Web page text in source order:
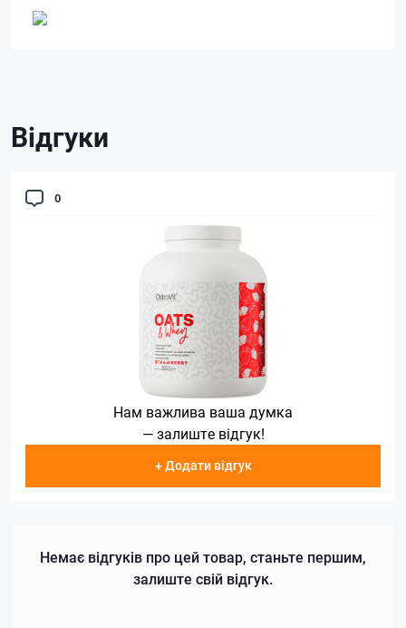
Відгуки
0
Нам важлива ваша думка
— залиште відгук!
+ Додати відгук
Немає відгуків про цей товар, станьте першим,
залиште свій відгук.